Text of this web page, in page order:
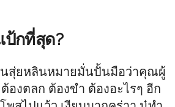
ป้กที่สุด?
สุ่ยหลินหมายมั่นปั้นมือว่าคุณผู้
องตลก ต้องขำ ต้องอะไรๆ อีก